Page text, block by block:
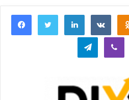
FacebookTwitterLinkedIn